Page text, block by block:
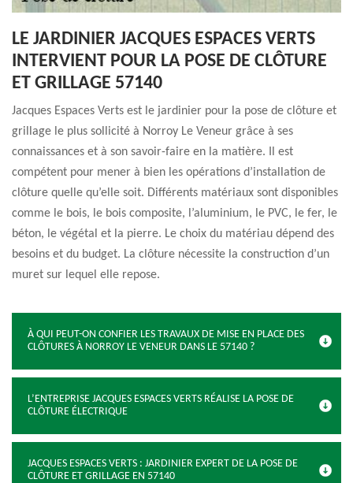
LE JARDINIER JACQUES ESPACES VERTS
INTERVIENT POUR LA POSE DE CLÔTURE
ET GRILLAGE 57140
Jacques Espaces Verts est le jardinier pour la pose de clôture et
grillage le plus sollicité à Norroy Le Veneur grâce à ses
connaissances et à son savoir-faire en la matière. Il est
compétent pour mener à bien les opérations d’installation de
clôture quelle qu’elle soit. Différents matériaux sont disponibles
comme le bois, le bois composite, l’aluminium, le PVC, le fer, le
béton, le végétal et la pierre. Le choix du matériau dépend des
besoins et du budget. La clôture nécessite la construction d’un
muret sur lequel elle repose.
À QUI PEUT-ON CONFIER LES TRAVAUX DE MISE EN PLACE DES
CLÔTURES À NORROY LE VENEUR DANS LE 57140 ?
L’ENTREPRISE JACQUES ESPACES VERTS RÉALISE LA POSE DE
CLÔTURE ÉLECTRIQUE
JACQUES ESPACES VERTS : JARDINIER EXPERT DE LA POSE DE
CLÔTURE ET GRILLAGE EN 57140